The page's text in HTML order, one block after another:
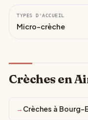
TYPES D'ACCUEIL
Micro-crèche
Crèches en
Crèches à Bourg-